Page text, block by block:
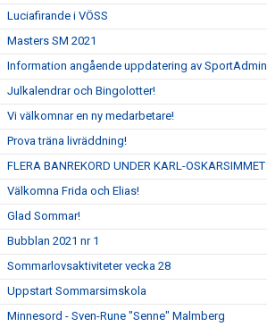
Luciafirande i VÖSS
Masters SM 2021
Information angående uppdatering av SportAdmin
Julkalendrar och Bingolotter!
Vi välkomnar en ny medarbetare!
Prova träna livräddning!
FLERA BANREKORD UNDER KARL-OSKARSIMMET
Välkomna Frida och Elias!
Glad Sommar!
Bubblan 2021 nr 1
Sommarlovsaktiviteter vecka 28
Uppstart Sommarsimskola
Minnesord - Sven-Rune "Senne" Malmberg